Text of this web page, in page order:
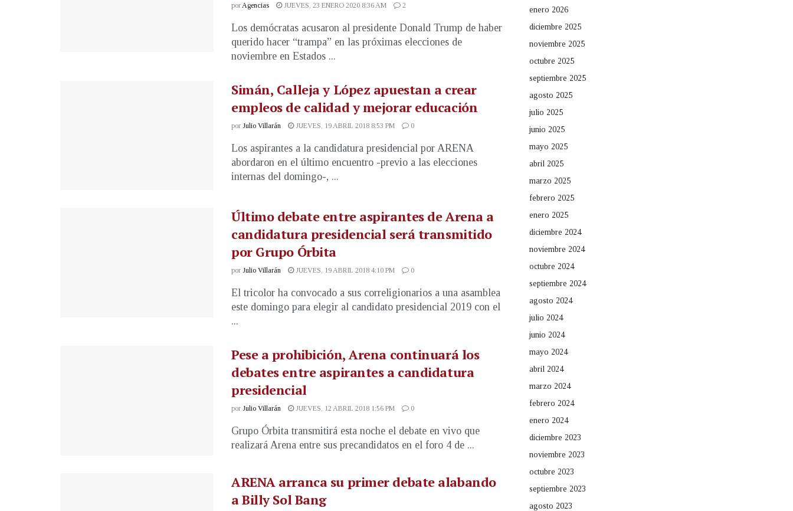
por Agencias JUEVES, 23 ENERO 2020 8:36 AM 2
Los demócratas acusaron al presidente Donald Trump de haber
querido hacer “trampa” en las próximas elecciones de
noviembre en Estados ...
Simán, Calleja y López apuestan a crear
empleos de calidad y mejorar educación
por Julio Villarán JUEVES, 19 ABRIL 2018 8:53 PM 0
Los aspirantes a la candidatura presidencial por ARENA
abordaron en el último encuentro -previo a las elecciones
internas del domingo-, ...
Último debate entre aspirantes de Arena a
candidatura presidencial será transmitido
por Grupo Órbita
por Julio Villarán JUEVES, 19 ABRIL 2018 4:10 PM 0
El tricolor ha convocado a sus correligionarios a una asamblea
este domingo para elegir al candidato presidencial 2019 con el
...
Pese a prohibición, Arena continuará los
debates entre aspirantes a candidatura
presidencial
por Julio Villarán JUEVES, 12 ABRIL 2018 1:56 PM 0
Grupo Órbita transmitirá esta noche el debate en vivo que
realizará Arena entre sus precandidatos en el foro 4 de ...
ARENA arranca su primer debate alabando
a Billy Sol Bang
enero 2026
diciembre 2025
noviembre 2025
octubre 2025
septiembre 2025
agosto 2025
julio 2025
junio 2025
mayo 2025
abril 2025
marzo 2025
febrero 2025
enero 2025
diciembre 2024
noviembre 2024
octubre 2024
septiembre 2024
agosto 2024
julio 2024
junio 2024
mayo 2024
abril 2024
marzo 2024
febrero 2024
enero 2024
diciembre 2023
noviembre 2023
octubre 2023
septiembre 2023
agosto 2023